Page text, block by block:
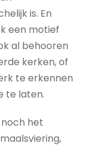
is. En
een motief
al behooren
kerken, of
te erkennen
te laten.
het